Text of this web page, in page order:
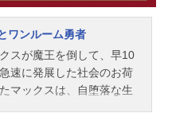
ワンルーム勇者
スが魔王を倒して、早10
速に発展した社会のお荷
マックスは、自堕落な生